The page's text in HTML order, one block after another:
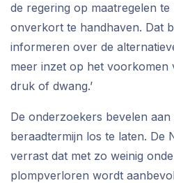
de regering op maatregelen
onverkort te handhaven. Dat
informeren over de
meer inzet op het voorkomen
druk of dwang.’
De onderzoekers bevelen aan
beraadtermijn los te laten. De
verrast dat met zo weinig
plompverloren wordt